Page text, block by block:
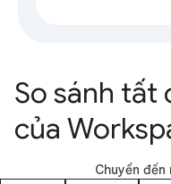
So sánh tất
của
Chuyển đến